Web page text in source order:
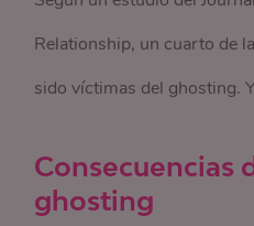
Relationship, un cuarto de
sido víctimas del ghosting.
Consecuencias
ghosting